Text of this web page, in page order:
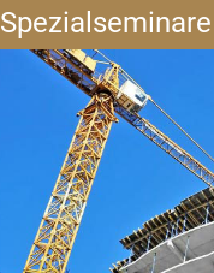
Spezialseminare